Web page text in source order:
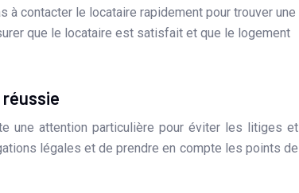
à contacter le locataire rapidement pour trouver une
que le locataire est satisfait et que le logement
une attention particulière pour éviter les litiges et
légales et de prendre en compte les points de